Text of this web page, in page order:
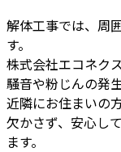
解体工事では、周
す。
株式会社エコネク
騒音や粉じんの発
近隣にお住まいの
欠かさず、安心し
ます。